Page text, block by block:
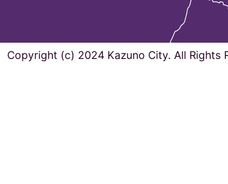
Copyright (c) 2024 Kazuno City. All Rights